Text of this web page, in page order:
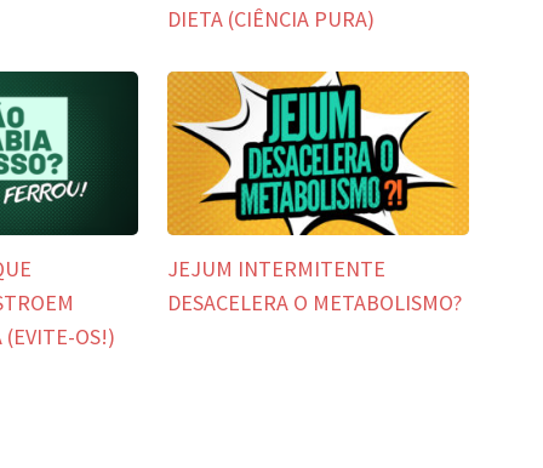
DIETA (CIÊNCIA PURA)
(EVITE-OS!)
JEJUM INTERMITENTE
DESACELERA O METABOLISMO?